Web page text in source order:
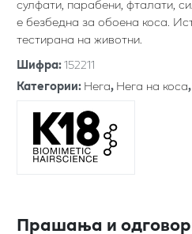
сулфати, парабени, фталати,
е безбедна за обоена коса.
тестирана на животни.
Шифра:152211
Категории:Нега,Нега на коса,
Прашања и